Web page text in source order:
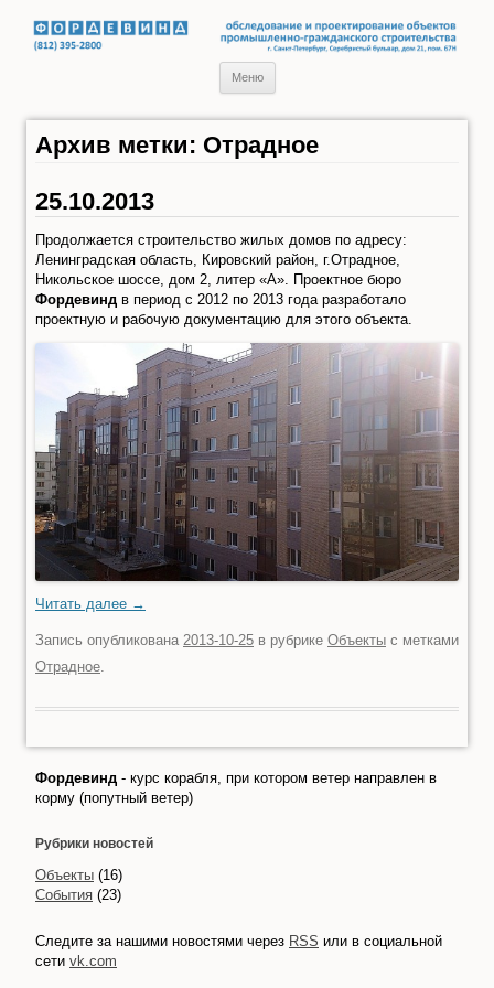
Проектное бюро Фордевинд
Обследование и проектирование объектов промышленно-
гражданского строительства
Меню Перейти к содержимому
Архив метки: Отрадное
25.10.2013
Продолжается строительство жилых домов по адресу:
Ленинградская область, Кировский район, г.Отрадное,
Никольское шоссе, дом 2, литер «А». Проектное бюро
Фордевинд в период с 2012 по 2013 года разработало
проектную и рабочую документацию для этого объекта.
Читать далее →
Запись опубликована 2013-10-25 в рубрике Объекты с метками
Отрадное
Фордевинд - курс корабля, при котором ветер направлен в
корму (попутный ветер)
Рубрики новостей
Объекты (16)
События (23)
Следите за нашими новостями через RSS или в социальной
сети vk.com